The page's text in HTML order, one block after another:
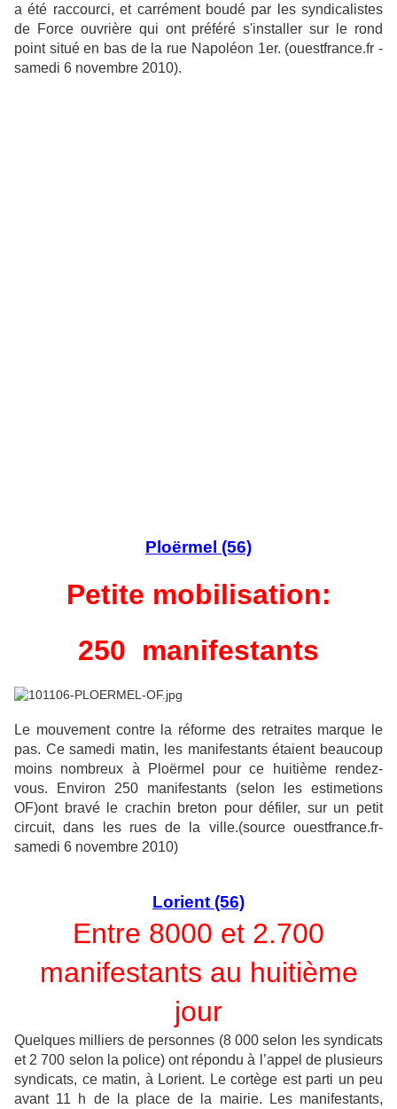
a été raccourci, et carrément boudé par les syndicalistes
de Force ouvrière qui ont préféré s'installer sur le rond
point situé en bas de la rue Napoléon 1er. (ouestfrance.fr -
samedi 6 novembre 2010).
Ploërmel (56)
Petite mobilisation:
250 manifestants
Le mouvement contre la réforme des retraites marque le
pas. Ce samedi matin, les manifestants étaient beaucoup
moins nombreux à Ploërmel pour ce huitième rendez-
vous. Environ 250 manifestants (selon les estimetions
OF)ont bravé le crachin breton pour défiler, sur un petit
circuit, dans les rues de la ville.(source ouestfrance.fr-
samedi 6 novembre 2010)
Lorient (56)
Entre 8000 et 2.700
manifestants au huitième
jour
Quelques milliers de personnes (8 000 selon les syndicats
et 2 700 selon la police) ont répondu à l’appel de plusieurs
syndicats, ce matin, à Lorient. Le cortège est parti un peu
avant 11 h de la place de la mairie. Les manifestants,